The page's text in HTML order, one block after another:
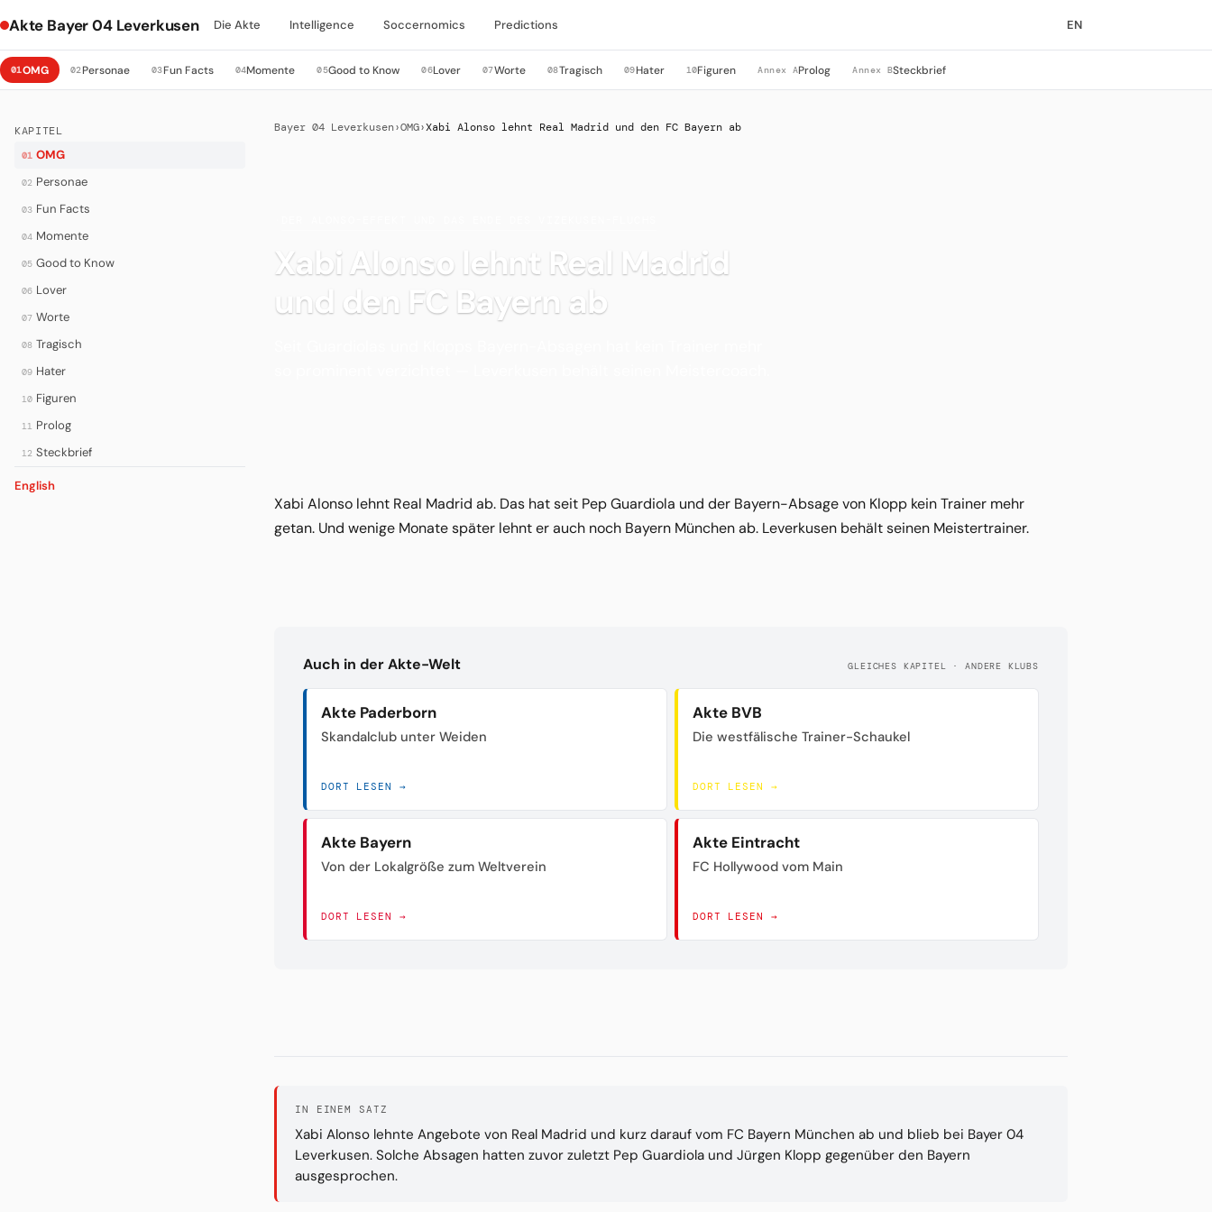
Akte Bayer 04 Leverkusen Die Akte Intelligence Soccernomics Predictions EN
01OMG 02Personae 03Fun Facts 04Momente 05Good to Know 06Lover 07Worte 08Tragisch 09Hater 10Figuren Annex AProlog Annex BSteckbrief
KAPITEL
01 OMG
02 Personae
03 Fun Facts
04 Momente
05 Good to Know
06 Lover
07 Worte
08 Tragisch
09 Hater
10 Figuren
11 Prolog
12 Steckbrief
English
Bayer 04 Leverkusen›OMG›Xabi Alonso lehnt Real Madrid und den FC Bayern ab
Xabi Alonso lehnt Real Madrid
und den FC Bayern ab
Xabi Alonso lehnt Real Madrid ab. Das hat seit Pep Guardiola und der Bayern-Absage von Klopp kein Trainer mehr
getan. Und wenige Monate später lehnt er auch noch Bayern München ab. Leverkusen behält seinen Meistertrainer.
Auch in der Akte-Welt GLEICHES KAPITEL · ANDERE KLUBS
Akte Paderborn
Skandalclub unter Weiden
DORT LESEN →
Akte BVB
Die westfälische Trainer-Schaukel
DORT LESEN →
Akte Bayern
Von der Lokalgröße zum Weltverein
DORT LESEN →
Akte Eintracht
FC Hollywood vom Main
DORT LESEN →
IN EINEM SATZ
Xabi Alonso lehnte Angebote von Real Madrid und kurz darauf vom FC Bayern München ab und blieb bei Bayer 04
Leverkusen. Solche Absagen hatten zuvor zuletzt Pep Guardiola und Jürgen Klopp gegenüber den Bayern
ausgesprochen.